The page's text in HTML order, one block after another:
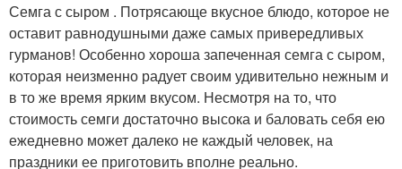
Семга с сыром . Потрясающе вкусное блюдо, которое не
оставит равнодушными даже самых привередливых
гурманов! Особенно хороша запеченная семга с сыром,
которая неизменно радует своим удивительно нежным и
в то же время ярким вкусом. Несмотря на то, что
стоимость семги достаточно высока и баловать себя ею
ежедневно может далеко не каждый человек, на
праздники ее приготовить вполне реально.